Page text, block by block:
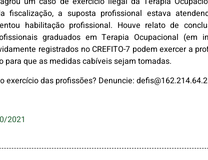
fiscalização, a suposta profissional estava
habilitação profissional. Houve relato de
graduados em Terapia Ocupacional (em
registrados no CREFITO-7 podem exercer a
para que as medidas cabíveis sejam tomadas.
exercício das profissões? Denuncie:
2021